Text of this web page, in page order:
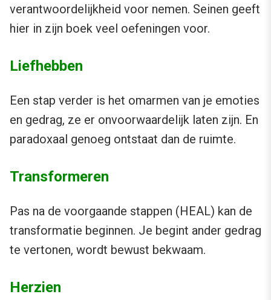
verantwoordelijkheid voor nemen. Seinen geeft
hier in zijn boek veel oefeningen voor.
Liefhebben
Een stap verder is het omarmen van je emoties
en gedrag, ze er onvoorwaardelijk laten zijn. En
paradoxaal genoeg ontstaat dan de ruimte.
Transformeren
Pas na de voorgaande stappen (HEAL) kan de
transformatie beginnen. Je begint ander gedrag
te vertonen, wordt bewust bekwaam.
Herzien